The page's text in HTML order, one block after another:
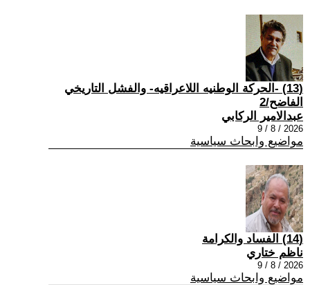
(13) -الحركة الوطنيه اللاعراقيه- والفشل التاريخي
الفاضح/2
عبدالامير الركابي
2026 / 8 / 9
مواضيع وابحاث سياسية
(14) الفساد والكرامة
ناظم ختاري
2026 / 8 / 9
مواضيع وابحاث سياسية